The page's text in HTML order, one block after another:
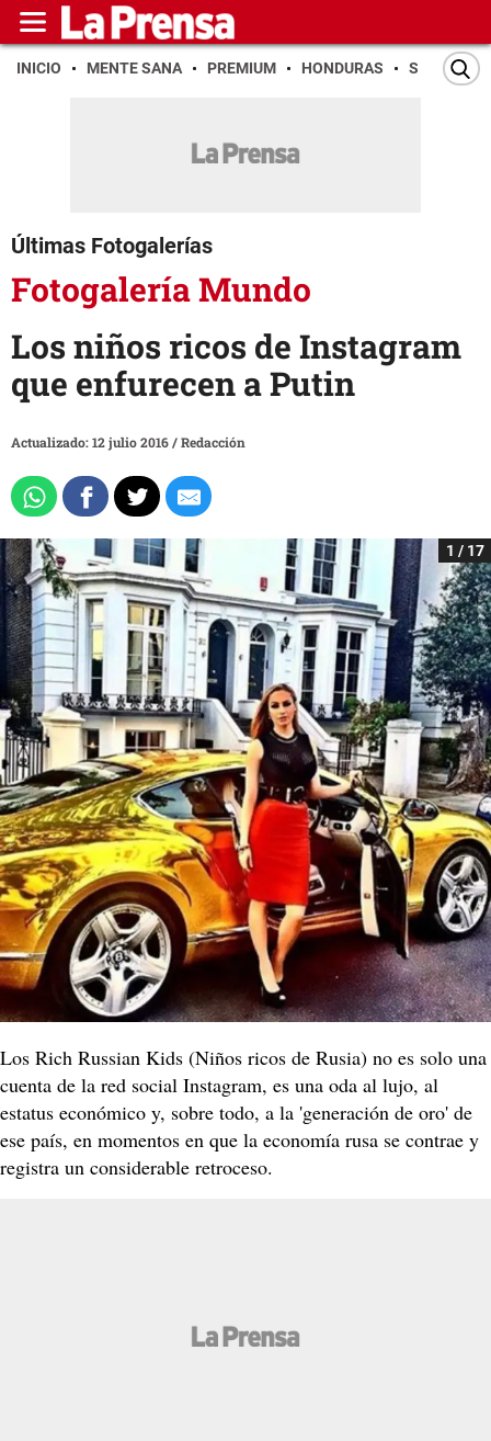
INICIO MENTE SANA PREMIUM HONDURAS SAN PEDRO
Últimas Fotogalerías
Fotogalería Mundo
Los niños ricos de Instagram
que enfurecen a Putin
Actualizado: 12 julio 2016/Redacción
1 / 17
Los Rich Russian Kids (Niños ricos de Rusia) no es solo una
cuenta de la red social Instagram, es una oda al lujo, al
estatus económico y, sobre todo, a la 'generación de oro' de
ese país, en momentos en que la economía rusa se contrae y
registra un considerable retroceso.